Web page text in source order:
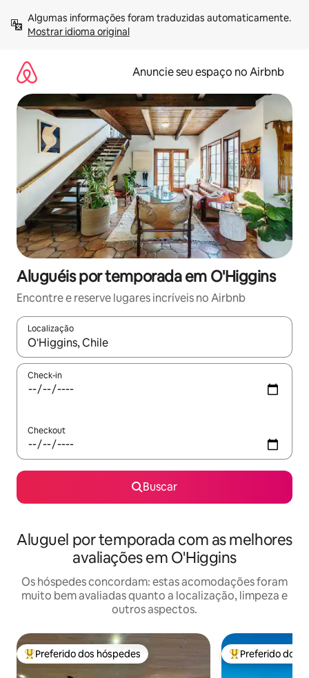
para
Mostrar idioma original
Anuncie seu espaço no Airbnb
Aluguéis por temporada em O'Higgins
Encontre e reserve lugares incríveis no Airbnb
Localização
Quando os resultados estiverem disponíveis, explore-os
Check-in
Checkout
Buscar
Aluguel por temporada com as melhores
avaliações em O'Higgins
Os hóspedes concordam: estas acomodações foram
muito bem avaliadas quanto a localização, limpeza e
outros aspectos.
Entre os melhores preferidos dos hóspedes
Preferido dos hóspedes Entre os
Preferido dos